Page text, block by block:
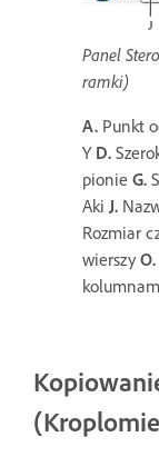
Panel
ramki)
A. Punkt
Y D.
pionie G.
AkiJ.
Rozmiar
wierszy O.